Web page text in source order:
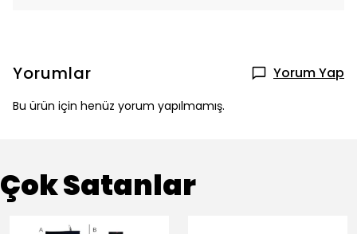
Yorumlar Yorum Yap
Bu ürün için henüz yorum yapılmamış.
Çok Satanlar